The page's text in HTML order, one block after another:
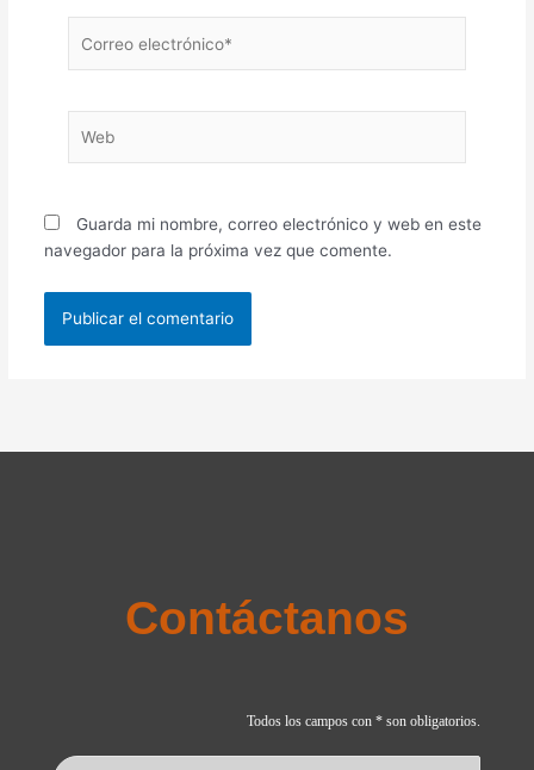
electrónico*
Guarda mi nombre, correo electrónico y web en este
navegador para la próxima vez que comente.
Contáctanos
Todos los campos con * son obligatorios.